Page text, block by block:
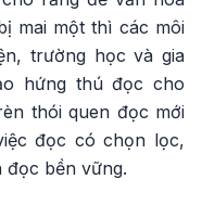
mai một thì các môi
trường học và gia
hứng thú đọc cho
thói quen đọc mới
đọc có chọn lọc,
đọc bền vững.